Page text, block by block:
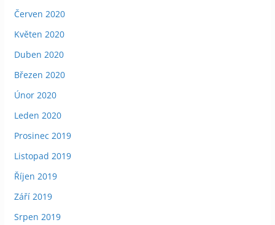
Červen 2020
Květen 2020
Duben 2020
Březen 2020
Únor 2020
Leden 2020
Prosinec 2019
Listopad 2019
Říjen 2019
Září 2019
Srpen 2019